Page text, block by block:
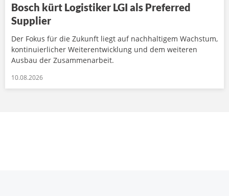
Bosch kürt Logistiker LGI als Preferred
Supplier
Der Fokus für die Zukunft liegt auf nachhaltigem Wachstum,
kontinuierlicher Weiterentwicklung und dem weiteren
Ausbau der Zusammenarbeit.
10.08.2026